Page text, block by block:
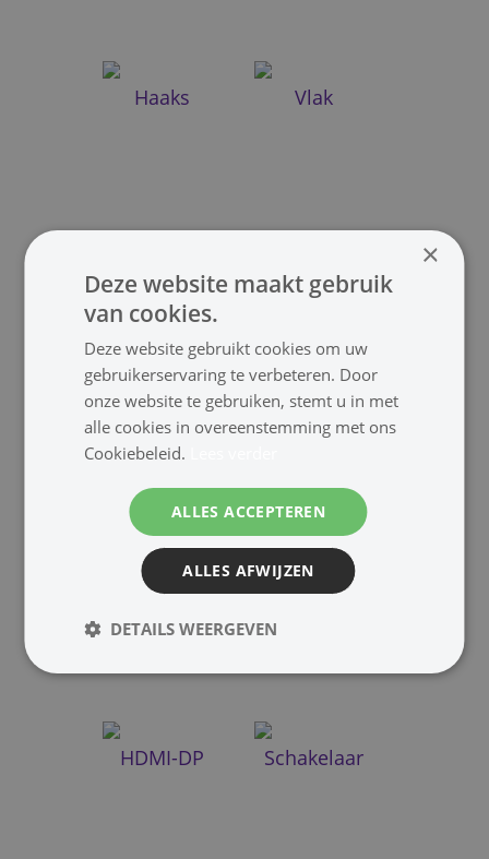
Haaks Vlak
Mini
Verleng HDMI-USB
HDMI-DP Schakelaar
×
Deze website maakt gebruik
van cookies.
Deze website gebruikt cookies om uw
gebruikerservaring te verbeteren. Door
onze website te gebruiken, stemt u in met
alle cookies in overeenstemming met ons
Cookiebeleid.
ALLES ACCEPTEREN
ALLES AFWIJZEN
DETAILS WEERGEVEN